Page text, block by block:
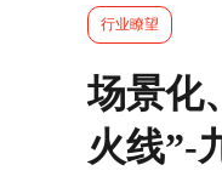
行业瞭望
场景化
火线”-